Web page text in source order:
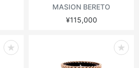
MASION BERETO
¥115,000